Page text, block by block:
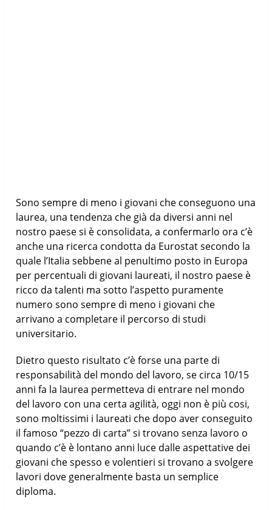
Sono sempre di meno i giovani che conseguono una
laurea, una tendenza che già da diversi anni nel
nostro paese si è consolidata, a confermarlo ora c’è
anche una ricerca condotta da Eurostat secondo la
quale l’Italia sebbene al penultimo posto in Europa
per percentuali di giovani laureati, il nostro paese è
ricco da talenti ma sotto l’aspetto puramente
numero sono sempre di meno i giovani che
arrivano a completare il percorso di studi
universitario.
Dietro questo risultato c’è forse una parte di
responsabilità del mondo del lavoro, se circa 10/15
anni fa la laurea permetteva di entrare nel mondo
del lavoro con una certa agilità, oggi non è più cosi,
sono moltissimi i laureati che dopo aver conseguito
il famoso “pezzo di carta” si trovano senza lavoro o
quando c’è è lontano anni luce dalle aspettative dei
giovani che spesso e volentieri si trovano a svolgere
lavori dove generalmente basta un semplice
diploma.